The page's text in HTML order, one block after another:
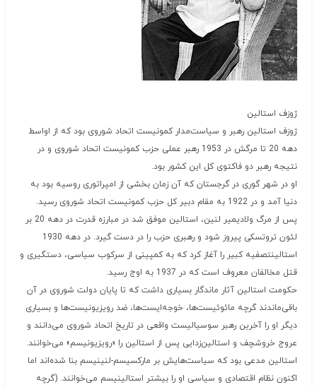
ژوزف استالین
ژوزف استالین رهبر و سیاست‌مدار کمونیست اتحاد شوروی بود که از اواسط
دهه 20 تا مرگش در 1953 رهبر عملی حزب کمونیست اتحاد شوروی و در
نتیجه رهبر دو فاکتوی کل این کشور بود.
او در شهر گوری در گرجستان که آن زمان بخشی از امپراتوری روسیه بود به
دنیا آمد و در 1922 به مقام دبیر کل حزب کمونیست اتحاد شوروی رسید.
پس از مرگ ولادیمیر لنین، استالین موفق شد در مبارزه قدرت در دهه 20 بر
لئون تروتسکی پیروز شود و رهبری حزب را در دست گیرد. در دهه 1930
استالینتصفیه کبیر را آغاز کرد که به کمپینی از سرکوب سیاسی، دستگیری و
قتل مخالفان معروف است که در 1937 به اوج رسید.
حکومت استالین آثار ماندگار بسیاری داشت که تا پایان دولت شوروی در آن
باقی‌ماندند گرچه مائوئیست‌ها، خوجه‌ایست‌ها، ضد رویزیونیست‌ها و بسیاری
دیگر او را آخرین رهبر سوسیالیست واقعی در تاریخ اتحاد شوروی می‌دانند و
عروج خروشچف و استالین‌زدایی پس از استالین را «رویزیونیسم» می‌خوانند.
استالین مدعی بود که سیاست‌هایش بر مارکسیسم-لنینیسم بنا شده‌اند اما
اکنون نظام اقتصادی و سیاسی او را بیشتر استالینیسم می‌خوانند. (گرچه